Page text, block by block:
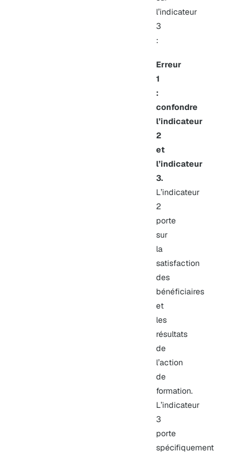
l’indicateur
3
:
Erreur
1
:
confondre
l’indicateur
2
et
l’indicateur
3.
L’indicateur
2
porte
sur
la
satisfaction
des
bénéficiaires
et
les
résultats
de
l’action
de
formation.
L’indicateur
3
porte
spécifiquement